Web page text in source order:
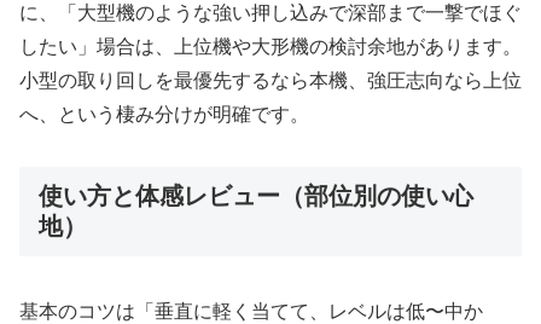
に、「大型機のような強い押し込みで深部まで一撃でほぐ
したい」場合は、上位機や大形機の検討余地があります。
小型の取り回しを最優先するなら本機、強圧志向なら上位
へ、という棲み分けが明確です。
使い方と体感レビュー（部位別の使い心
地）
基本のコツは「垂直に軽く当てて、レベルは低〜中か